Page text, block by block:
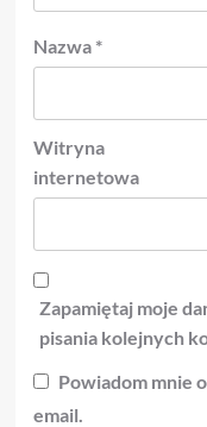
Nazwa *
Witryna
internetowa
Zapamiętaj moje
pisania kolejnych
Powiadom mnie
email.